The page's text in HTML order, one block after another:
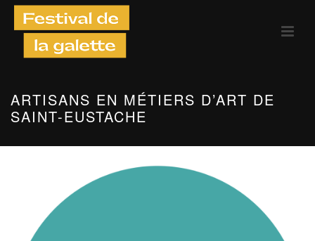
ARTISANS EN MÉTIERS D’ART DE
SAINT-EUSTACHE